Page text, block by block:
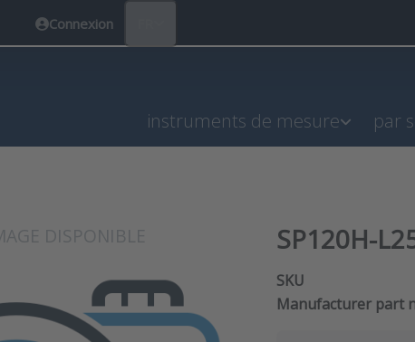
Connexion
instruments de mesure par
SP120H-
SKU
Manufacturer part